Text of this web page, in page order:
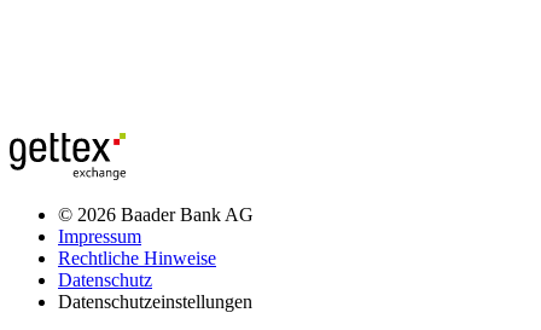
© 2026 Baader Bank AG
Impressum
Rechtliche Hinweise
Datenschutz
Datenschutzeinstellungen